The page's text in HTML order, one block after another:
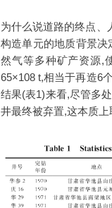
为什么说道路的终点、
构造单元的地质背景
然气等多种矿产资源,
65×108 t,相当于再造6
结果(表1)来看,尽管多
井最终被弃置,这本质